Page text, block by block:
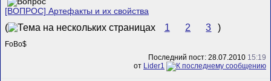
[ВОПРОС] Артефакты и их свойства
( 1 2 3 )
FoBo$
Последний пост: 28.07.2010 15:19
от Lider1